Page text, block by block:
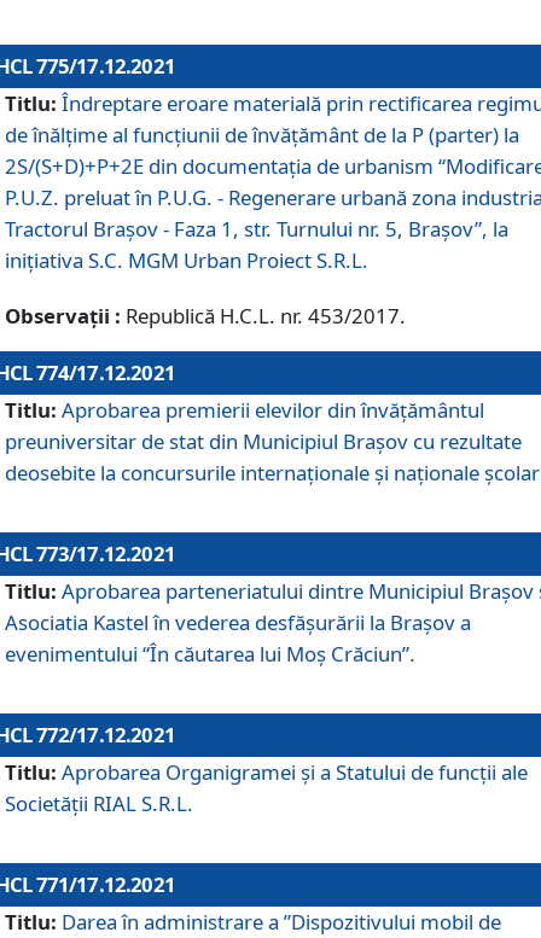
775/17.12.2021
Titlu: Îndreptare eroare materială prin rectificarea
de înălţime al funcţiunii de învăţământ de la P (parter) la
2S/(S+D)+P+2E din documentaţia de urbanism
P.U.Z. preluat în P.U.G. - Regenerare urbană zona
Tractorul Braşov - Faza 1, str. Turnului nr. 5, Braşov”, la
iniţiativa S.C. MGM Urban Proiect S.R.L.
Observații : Republică H.C.L. nr. 453/2017.
774/17.12.2021
Titlu: Aprobarea premierii elevilor din învățământul
preuniversitar de stat din Municipiul Brașov cu rezultate
deosebite la concursurile internaționale și naționale
773/17.12.2021
Titlu: Aprobarea parteneriatului dintre Municipiul Brașov
Asociatia Kastel în vederea desfăşurării la Brașov a
evenimentului “În căutarea lui Moș Crăciun”.
772/17.12.2021
Titlu: Aprobarea Organigramei şi a Statului de funcţii ale
Societăţii RIAL S.R.L.
771/17.12.2021
Titlu: Darea în administrare a ”Dispozitivului mobil de